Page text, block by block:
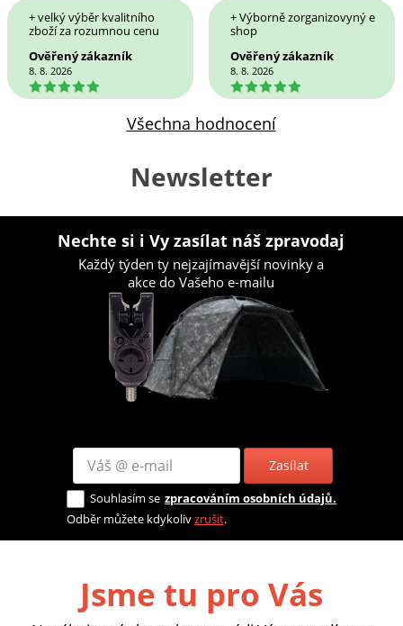
+ velký výběr kvalitního
zboží za rozumnou cenu
Ověřený zákazník
8. 8. 2026
5
+ Výborně zorganizovyný e
shop
Ověřený zákazník
8. 8. 2026
5
Všechna hodnocení
Newsletter
Nechte si i Vy zasílat náš zpravodaj
Každý týden ty nejzajímavější novinky a
akce do Vašeho e-mailu
Zasílat
Souhlasím se zpracováním osobních údajů.
Odběr můžete kdykolivzrušit.
Jsme tu pro Vás